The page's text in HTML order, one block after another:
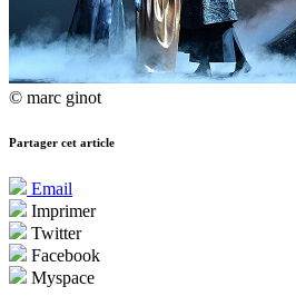
© marc ginot
Partager cet article
Email
Imprimer
Twitter
Facebook
Myspace